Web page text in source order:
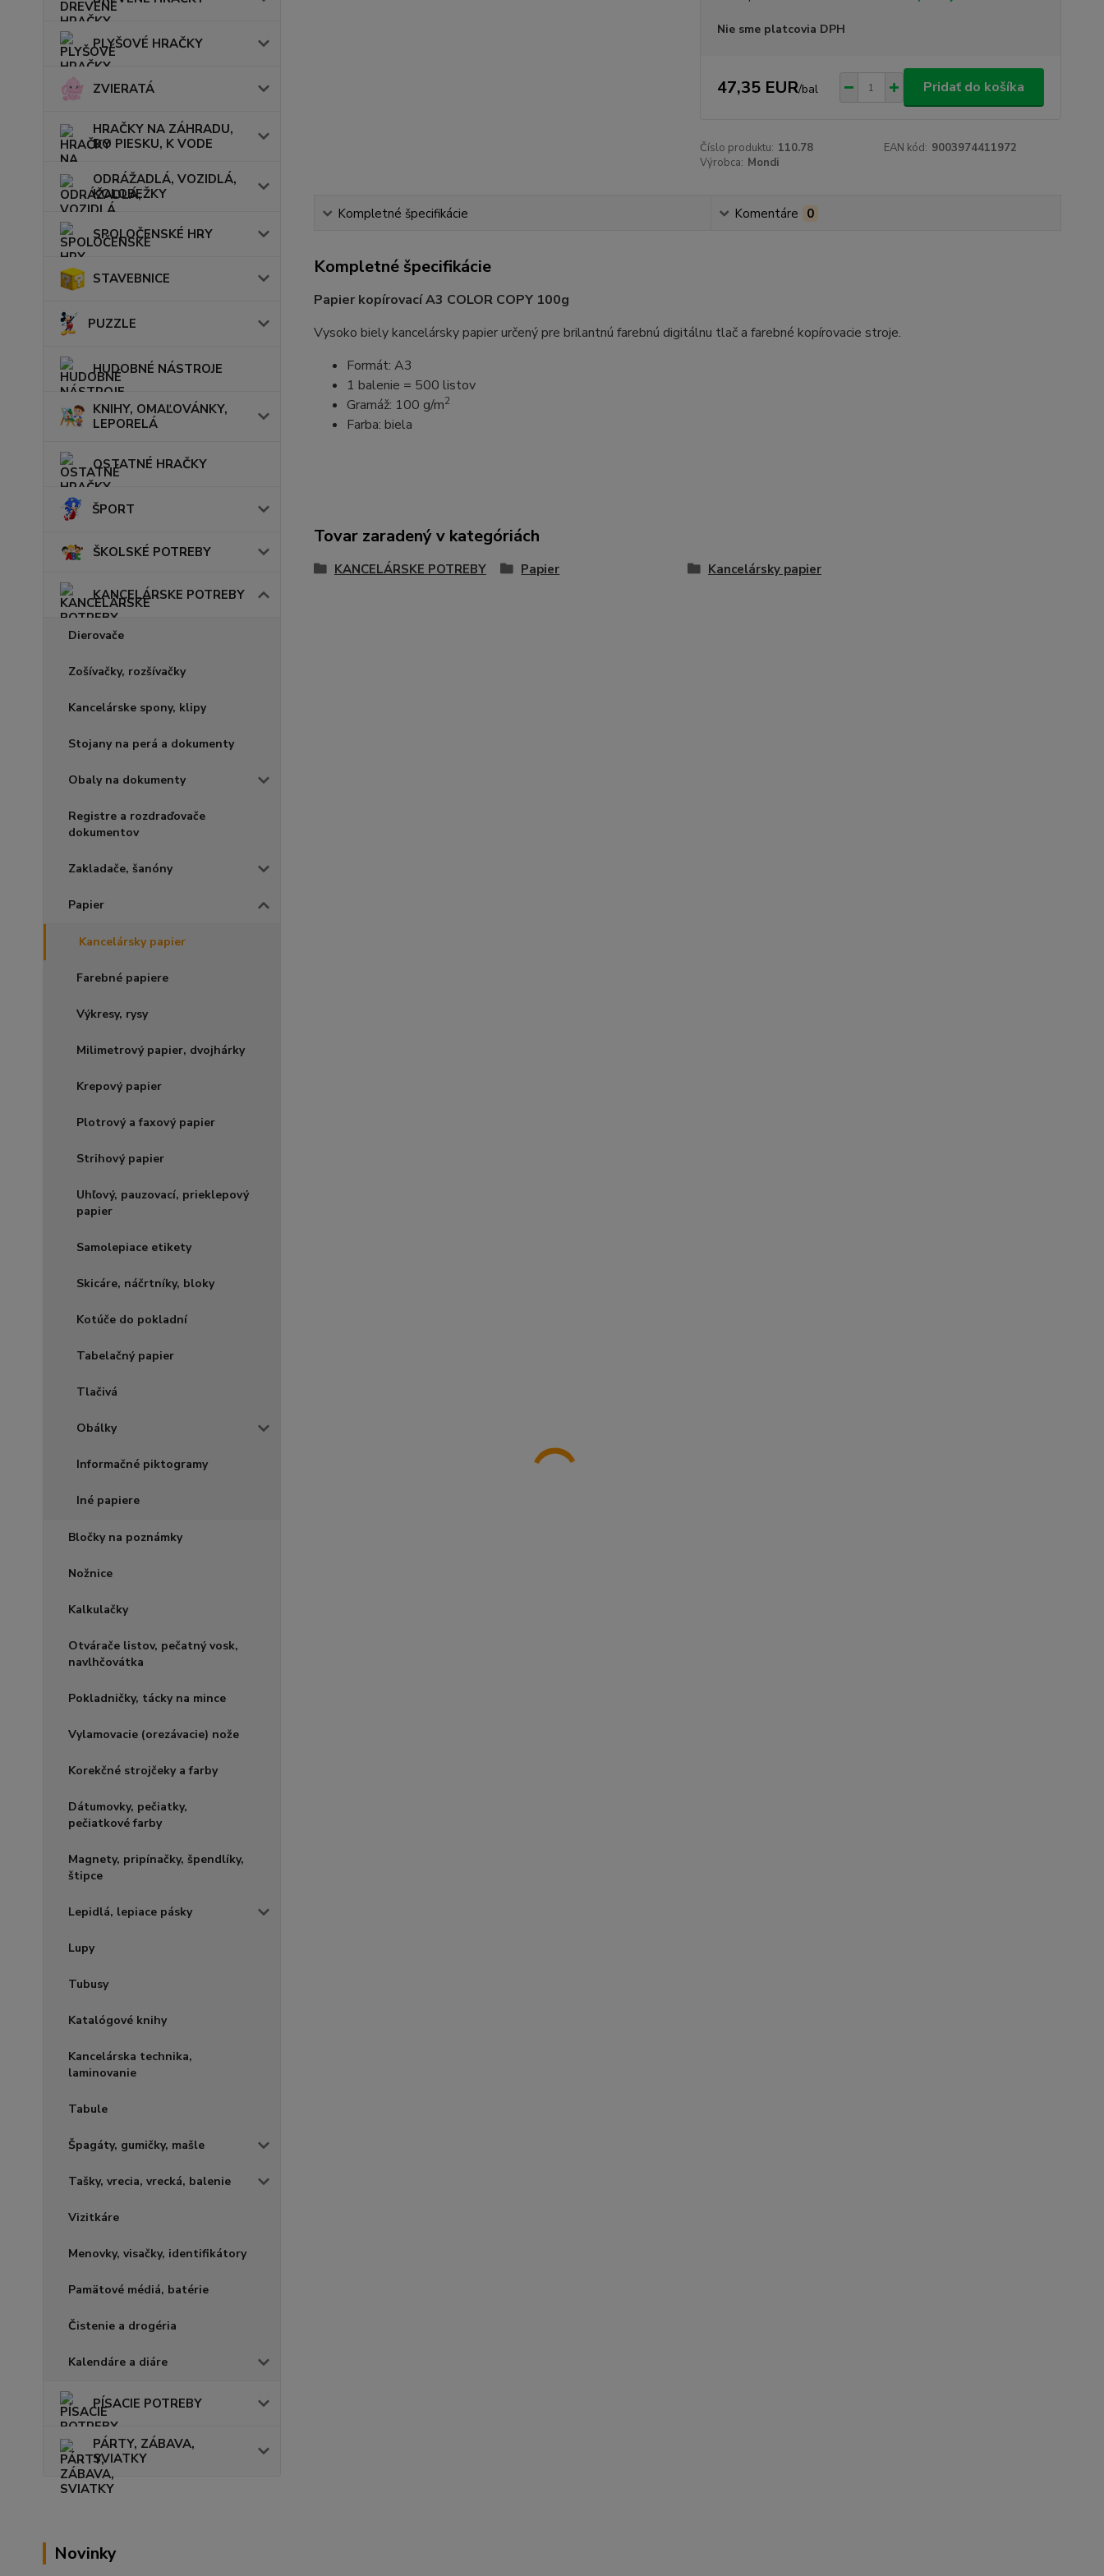
PLYŠOVÉ HRAČKY
ZVIERATÁ
HRAČKY NA ZÁHRADU,
DO PIESKU, K VODE
ODRÁŽADLÁ, VOZIDLÁ,
KOLOBEŽKY
SPOLOČENSKÉ HRY
STAVEBNICE
PUZZLE
HUDOBNÉ NÁSTROJE
KNIHY, OMAĽOVÁNKY,
LEPORELÁ
OSTATNÉ HRAČKY
ŠPORT
ŠKOLSKÉ POTREBY
KANCELÁRSKE POTREBY
Dierovače
Zošívačky, rozšívačky
Kancelárske spony, klipy
Stojany na perá a dokumenty
Obaly na dokumenty
Registre a rozdraďovače
dokumentov
Zakladače, šanóny
Papier
Kancelársky papier
Farebné papiere
Výkresy, rysy
Milimetrový papier, dvojhárky
Krepový papier
Plotrový a faxový papier
Strihový papier
Uhľový, pauzovací, prieklepový
papier
Samolepiace etikety
Skicáre, náčrtníky, bloky
Kotúče do pokladní
Tabelačný papier
Tlačivá
Obálky
Informačné piktogramy
Iné papiere
Bločky na poznámky
Nožnice
Kalkulačky
Otvárače listov, pečatný vosk,
navlhčovátka
Pokladničky, tácky na mince
Vylamovacie (orezávacie) nože
Korekčné strojčeky a farby
Dátumovky, pečiatky,
pečiatkové farby
Magnety, pripínačky, špendlíky,
štipce
Lepidlá, lepiace pásky
Lupy
Tubusy
Katalógové knihy
Kancelárska technika,
laminovanie
Tabule
Špagáty, gumičky, mašle
Tašky, vrecia, vrecká, balenie
Vizitkáre
Menovky, visačky, identifikátory
Pamätové médiá, batérie
Čistenie a drogéria
Kalendáre a diáre
PÍSACIE POTREBY
PÁRTY, ZÁBAVA,
SVIATKY
Novinky
Nie sme platcovia DPH
47,35 EUR/bal Pridať do košíka
Číslo produktu: 110.78 EAN kód: 9003974411972
Výrobca: Mondi
Kompletné špecifikácie Komentáre 0
Kompletné špecifikácie
Papier kopírovací A3 COLOR COPY 100g
Vysoko biely kancelársky papier určený pre brilantnú farebnú digitálnu tlač a farebné kopírovacie stroje.
Formát: A3
1 balenie = 500 listov
Gramáž: 100 g/m2
Farba: biela
Tovar zaradený v kategóriách
KANCELÁRSKE POTREBY Papier Kancelársky papier